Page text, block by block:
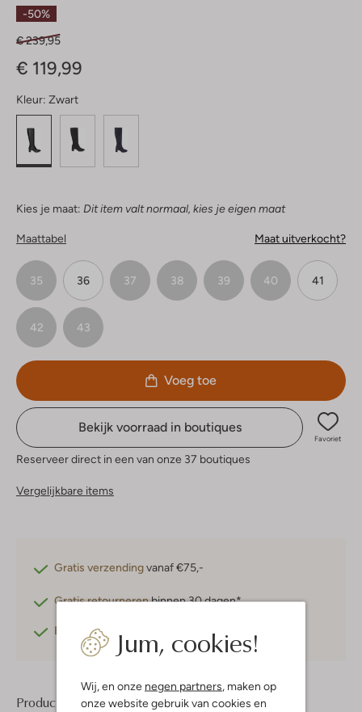
Jum, cookies!
Wij, en onze negen partners, maken op
onze website gebruik van cookies en
Sterren
-50%
€ 239,95
€ 119,99
Kleur: Zwart
Kies je maat: Dit item valt normaal, kies je eigen maat
Maattabel Maat uitverkocht?
35 36 37 38 39 40 41
42 43
Voeg toe
Bekijk voorraad in boutiques
Favoriet
Reserveer direct in een van onze 37 boutiques
Vergelijkbare items
Gratis verzendingvanaf €75,-
Gratis retournerenbinnen 30 dagen*
Betaal achteraf
Product informatie